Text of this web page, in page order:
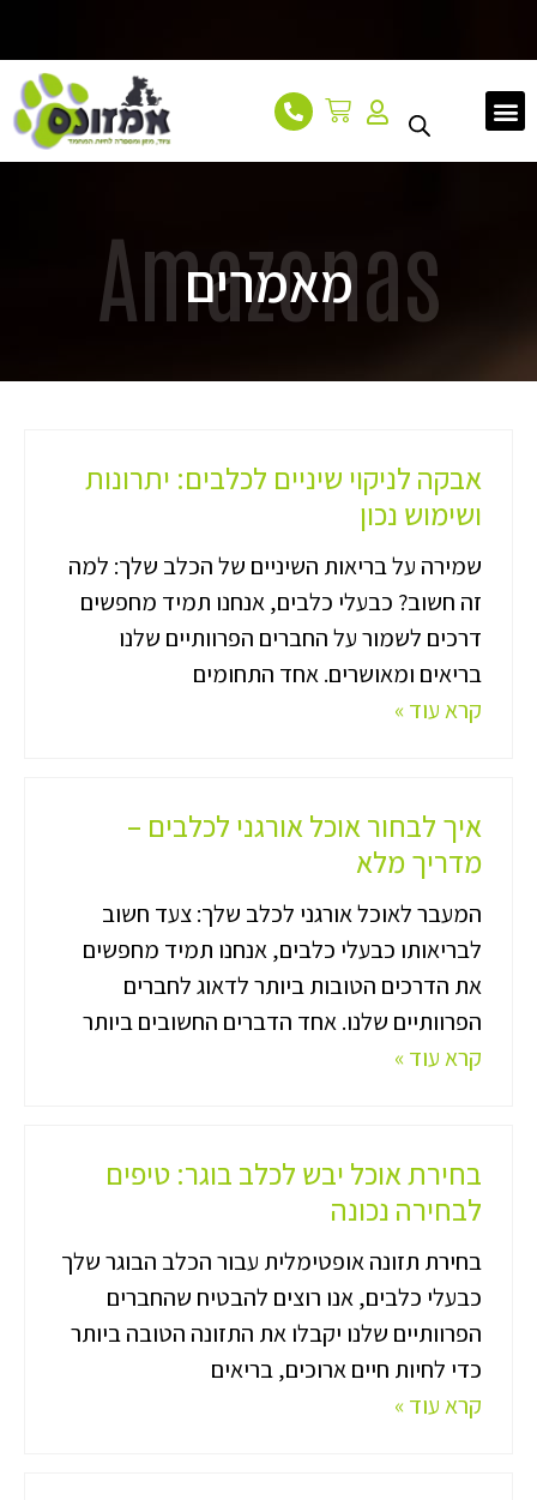
מאמרים
Amazonas
אבקה לניקוי שיניים לכלבים: יתרונות
ושימוש נכון
שמירה על בריאות השיניים של הכלב שלך: למה
זה חשוב? כבעלי כלבים, אנחנו תמיד מחפשים
דרכים לשמור על החברים הפרוותיים שלנו
בריאים ומאושרים. אחד התחומים
קרא עוד »
איך לבחור אוכל אורגני לכלבים –
מדריך מלא
המעבר לאוכל אורגני לכלב שלך: צעד חשוב
לבריאותו כבעלי כלבים, אנחנו תמיד מחפשים
את הדרכים הטובות ביותר לדאוג לחברים
הפרוותיים שלנו. אחד הדברים החשובים ביותר
קרא עוד »
בחירת אוכל יבש לכלב בוגר: טיפים
לבחירה נכונה
בחירת תזונה אופטימלית עבור הכלב הבוגר שלך
כבעלי כלבים, אנו רוצים להבטיח שהחברים
הפרוותיים שלנו יקבלו את התזונה הטובה ביותר
כדי לחיות חיים ארוכים, בריאים
קרא עוד »